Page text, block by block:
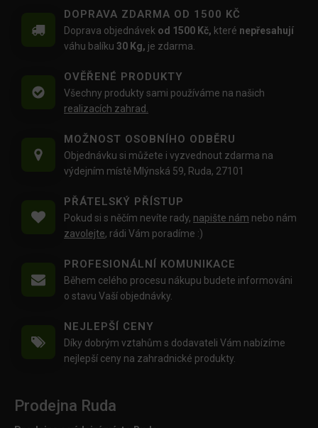
DOPRAVA ZDARMA OD 1500 KČ
Doprava objednávek od 1500 Kč, které nepřesahují
váhu balíku 30 Kg, je zdarma.
OVĚŘENÉ PRODUKTY
Všechny produkty sami používáme na našich
realizacích zahrad.
MOŽNOST OSOBNÍHO ODBĚRU
Objednávku si můžete i vyzvednout zdarma na
výdejním místě Mlýnská 59, Ruda, 27101
PŘÁTELSKÝ PŘÍSTUP
Pokud si s něčím nevíte rady, napište nám nebo nám
zavolejte, rádi Vám poradíme :)
PROFESIONÁLNÍ KOMUNIKACE
Během celého procesu nákupu budete informováni
o stavu Vaší objednávky.
NEJLEPŠÍ CENY
Díky dobrým vztahům s dodavateli Vám nabízíme
nejlepší ceny na zahradnické produkty.
Prodejna Ruda